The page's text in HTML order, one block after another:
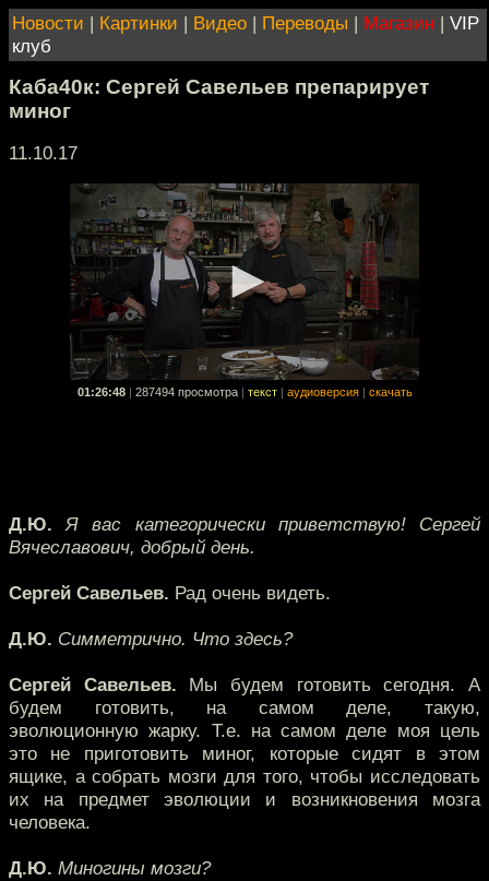
Новости | Картинки | Видео | Переводы | Магазин | VIP
клуб
Каба40к: Сергей Савельев препарирует
миног
11.10.17
01:26:48 287494 просмотра текст аудиоверсия скачать
Д.Ю. Я вас категорически приветствую! Сергей
Вячеславович, добрый день.
Сергей Савельев. Рад очень видеть.
Д.Ю. Симметрично. Что здесь?
Сергей Савельев. Мы будем готовить сегодня. А
будем готовить, на самом деле, такую,
эволюционную жарку. Т.е. на самом деле моя цель
это не приготовить миног, которые сидят в этом
ящике, а собрать мозги для того, чтобы исследовать
их на предмет эволюции и возникновения мозга
человека.
Д.Ю. Миногины мозги?